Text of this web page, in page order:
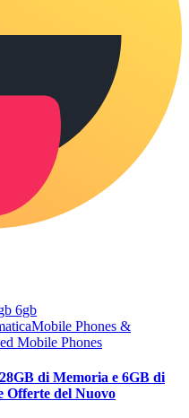
Mobile Phones &
Mobile Phones
di Memoria e 6GB di
Offerte del Nuovo